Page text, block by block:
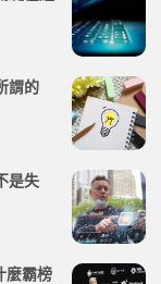
謂的
是失
麼霸榜